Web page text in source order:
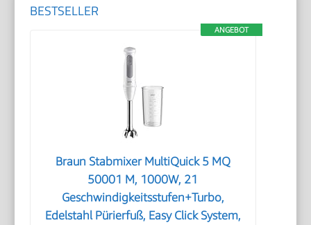
BESTSELLER
ANGEBOT
Braun Stabmixer MultiQuick 5 MQ
50001 M, 1000W, 21
Geschwindigkeitsstufen+Turbo,
Edelstahl Pürierfuß, Easy Click System,